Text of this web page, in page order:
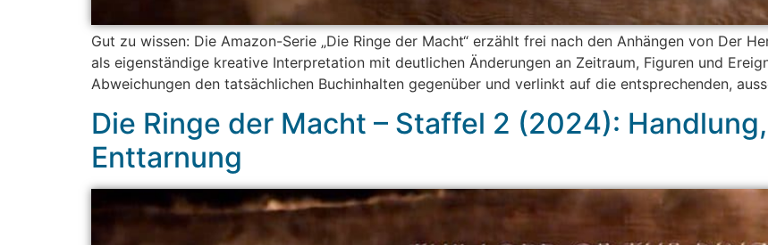
Gut zu wissen: Die Amazon-Serie „Die Ringe der Macht“ erzählt frei nach den Anhängen von Der
als eigenständige kreative Interpretation mit deutlichen Änderungen an Zeitraum, Figuren und
Abweichungen den tatsächlichen Buchinhalten gegenüber und verlinkt auf die entsprechenden,
Die Ringe der Macht – Staffel 2 (2024):
Enttarnung